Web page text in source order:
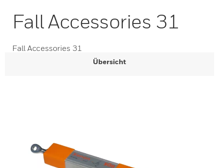
Fall Accessories 31
Fall Accessories 31
Übersicht